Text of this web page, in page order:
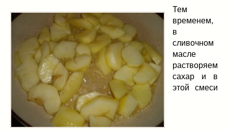
Тем
временем,
в
сливочном
масле
растворяем
сахар и в
этой смеси